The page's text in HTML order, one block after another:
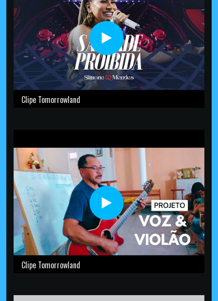
Clipe Tomorrowland
Clipe Tomorrowland